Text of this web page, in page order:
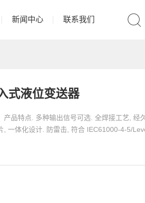
新闻中心 联系我们
式液位变送器
产品特点. 多种输出信号可选. 全焊接工艺, 经
一体化设计. 防雷击, 符合 IEC61000-4-5/